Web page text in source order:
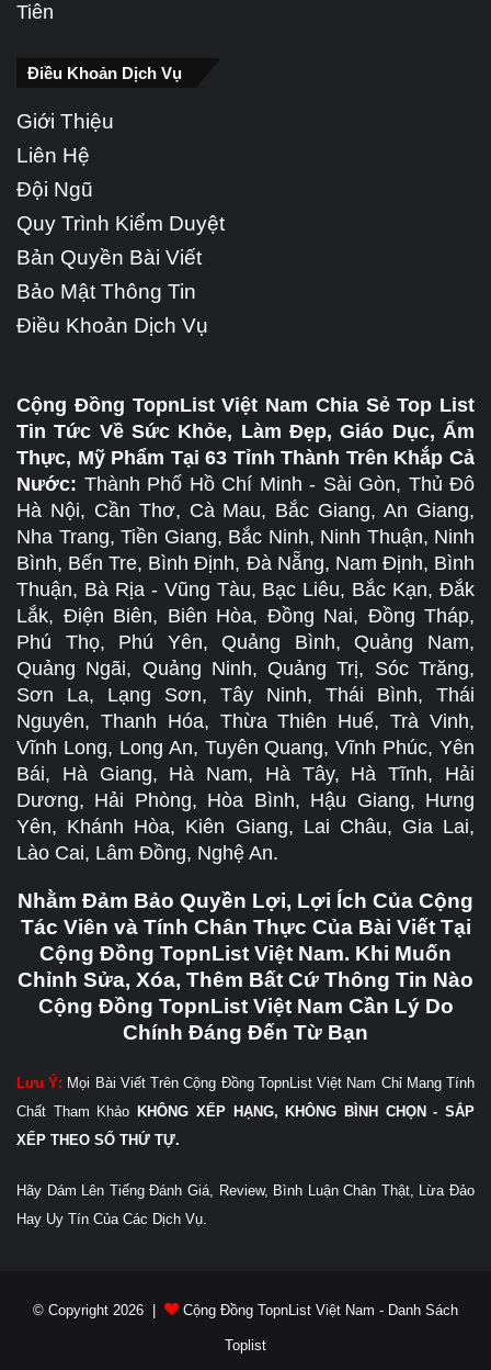
Tiên
Điều Khoản Dịch Vụ
Giới Thiệu
Liên Hệ
Đội Ngũ
Quy Trình Kiểm Duyệt
Bản Quyền Bài Viết
Bảo Mật Thông Tin
Điều Khoản Dịch Vụ
Cộng Đồng TopnList Việt Nam Chia Sẻ Top List
Tin Tức Về Sức Khỏe, Làm Đẹp, Giáo Dục, Ẩm
Thực, Mỹ Phẩm Tại 63 Tỉnh Thành Trên Khắp Cả
Nước: Thành Phố Hồ Chí Minh - Sài Gòn, Thủ Đô
Hà Nội, Cần Thơ, Cà Mau, Bắc Giang, An Giang,
Nha Trang, Tiền Giang, Bắc Ninh, Ninh Thuận, Ninh
Bình, Bến Tre, Bình Định, Đà Nẵng, Nam Định, Bình
Thuận, Bà Rịa - Vũng Tàu, Bạc Liêu, Bắc Kạn, Đắk
Lắk, Điện Biên, Biên Hòa, Đồng Nai, Đồng Tháp,
Phú Thọ, Phú Yên, Quảng Bình, Quảng Nam,
Quảng Ngãi, Quảng Ninh, Quảng Trị, Sóc Trăng,
Sơn La, Lạng Sơn, Tây Ninh, Thái Bình, Thái
Nguyên, Thanh Hóa, Thừa Thiên Huế, Trà Vinh,
Vĩnh Long, Long An, Tuyên Quang, Vĩnh Phúc, Yên
Bái, Hà Giang, Hà Nam, Hà Tây, Hà Tĩnh, Hải
Dương, Hải Phòng, Hòa Bình, Hậu Giang, Hưng
Yên, Khánh Hòa, Kiên Giang, Lai Châu, Gia Lai,
Lào Cai, Lâm Đồng, Nghệ An.
Nhằm Đảm Bảo Quyền Lợi, Lợi Ích Của Cộng
Tác Viên và Tính Chân Thực Của Bài Viết Tại
Cộng Đồng TopnList Việt Nam. Khi Muốn
Chỉnh Sửa, Xóa, Thêm Bất Cứ Thông Tin Nào
Cộng Đồng TopnList Việt Nam Cần Lý Do
Chính Đáng Đến Từ Bạn
Lưu Ý: Mọi Bài Viết Trên Cộng Đồng TopnList Việt Nam Chỉ Mang Tính
Chất Tham Khảo KHÔNG XẾP HẠNG, KHÔNG BÌNH CHỌN - SẮP
XẾP THEO SỐ THỨ TỰ.
Hãy Dám Lên Tiếng Đánh Giá, Review, Bình Luận Chân Thật, Lừa Đảo
Hay Uy Tín Của Các Dịch Vụ.
© Copyright 2026 | Cộng Đồng TopnList Việt Nam - Danh Sách
Toplist